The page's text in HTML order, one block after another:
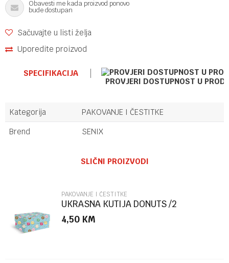
Obavesti me kada proizvod ponovo
bude dostupan
Sačuvajte u listi želja
Uporedite proizvod
SPECIFIKACIJA
PROVJERI DOSTUPNOST U
Kategorija
PAKOVANJE I ČESTITKE
Brend
SENIX
Poruka
SLIČNI PROIZVODI
PAKOVANJE I ČESTITKE
UKRASNA KUTIJA DONUTS /2
MARPIMAR
4,50 KM